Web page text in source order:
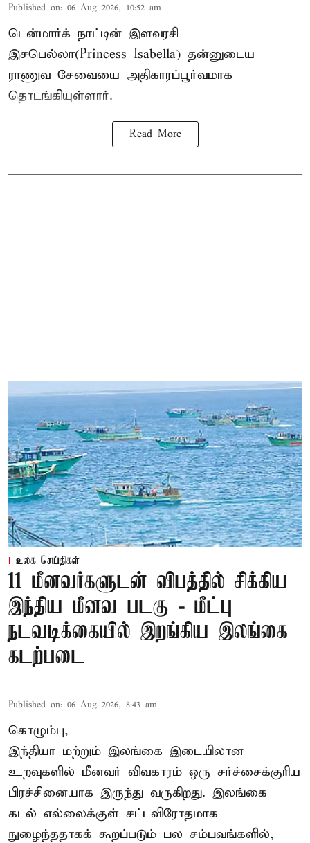
Published on: 06 Aug 2026, 10:52 am
டென்மார்க் நாட்டின் இளவரசி
இசபெல்லா(Princess Isabella) தன்னுடைய
ராணுவ சேவையை அதிகாரப்பூர்வமாக
தொடங்கியுள்ளார்.
Read More
உலக செய்திகள்
11 மீனவர்களுடன் விபத்தில் சிக்கிய
இந்திய மீனவ படகு - மீட்பு
நடவடிக்கையில் இறங்கிய இலங்கை
கடற்படை
Published on: 06 Aug 2026, 8:43 am
கொழும்பு,
இந்தியா மற்றும் இலங்கை இடையிலான
உறவுகளில் மீனவர் விவகாரம் ஒரு சர்ச்சைக்குரிய
பிரச்சினையாக இருந்து வருகிறது. இலங்கை
கடல் எல்லைக்குள் சட்டவிரோதமாக
நுழைந்ததாகக் கூறப்படும் பல சம்பவங்களில்,